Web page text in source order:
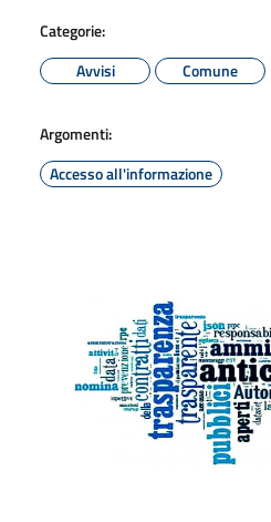
Categorie:
Avvisi
Comune
Argomenti:
Accesso all'informazione